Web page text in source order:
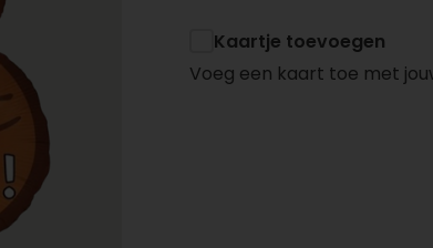
Kaartje toevoegen
Voeg een kaart toe met